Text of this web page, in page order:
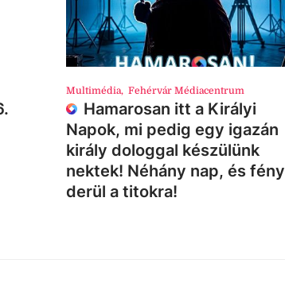
Multimédia, Fehérvár Médiacentrum
Hamarosan itt a Királyi
Napok, mi pedig egy igazán
király dologgal készülünk
nektek! Néhány nap, és fény
derül a titokra!